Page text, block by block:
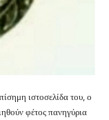
ιστοσελίδα του, ο
φέτος πανηγύρια